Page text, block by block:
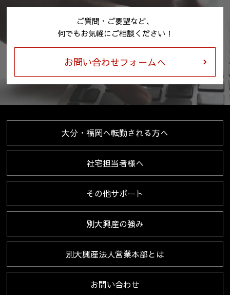
ご質問・ご要望など、
何でもお気軽にご相談ください！
お問い合わせフォームへ
大分・福岡へ転勤される方へ
社宅担当者様へ
その他サポート
別大興産の強み
別大興産法人営業本部とは
お問い合わせ